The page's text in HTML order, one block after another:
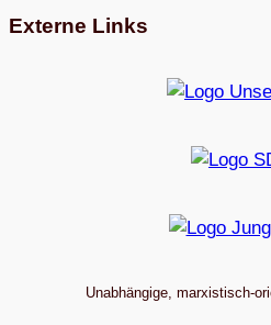
Externe Links
Unabhängige, marxistisch-